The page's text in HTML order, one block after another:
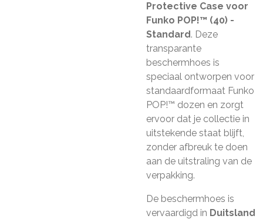
Protective Case voor
Funko POP!™ (40) -
Standard. Deze
transparante
beschermhoes is
speciaal ontworpen voor
standaardformaat Funko
POP!™ dozen en zorgt
ervoor dat je collectie in
uitstekende staat blijft,
zonder afbreuk te doen
aan de uitstraling van de
verpakking.
De beschermhoes is
vervaardigd in Duitsland